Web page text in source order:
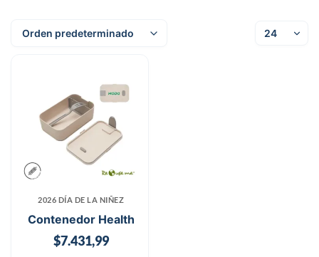
2026 DÍA DE LA NIÑEZ
Contenedor Health
$7.431,99